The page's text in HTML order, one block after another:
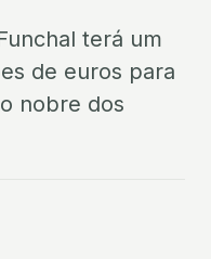
terá um
de euros para
nobre dos